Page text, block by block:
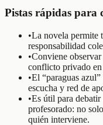
Pistas rápidas para
•La novela permite
responsabilidad
•Conviene
conflicto privado
•El “paraguas
escucha y red de
•Es útil para
profesorado: no
quién interviene.